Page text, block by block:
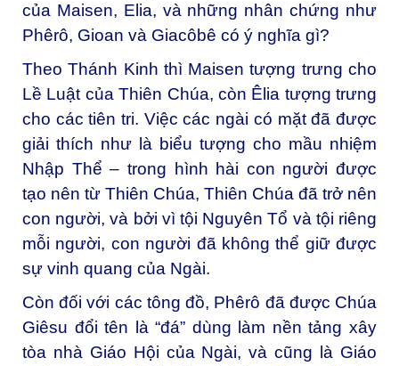
của Maisen, Elia, và những nhân chứng như
Phêrô, Gioan và Giacôbê có ý nghĩa gì?
Theo Thánh Kinh thì Maisen tượng trưng cho
Lề Luật của Thiên Chúa, còn Êlia tượng trưng
cho các tiên tri. Việc các ngài có mặt đã được
giải thích như là biểu tượng cho mầu nhiệm
Nhập Thể – trong hình hài con người được
tạo nên từ Thiên Chúa, Thiên Chúa đã trở nên
con người, và bởi vì tội Nguyên Tổ và tội riêng
mỗi người, con người đã không thể giữ được
sự vinh quang của Ngài.
Còn đối với các tông đồ, Phêrô đã được Chúa
Giêsu đổi tên là “đá” dùng làm nền tảng xây
tòa nhà Giáo Hội của Ngài, và cũng là Giáo